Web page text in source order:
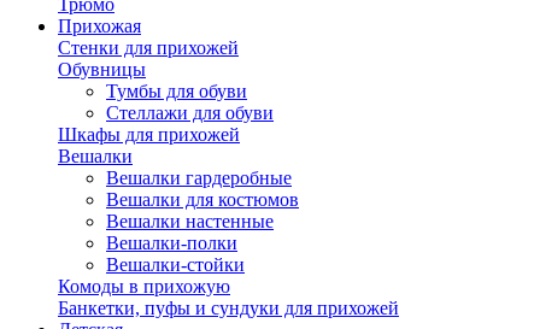
Трюмо
Прихожая
Стенки для прихожей
Обувницы
Тумбы для обуви
Стеллажи для обуви
Шкафы для прихожей
Вешалки
Вешалки гардеробные
Вешалки для костюмов
Вешалки настенные
Вешалки-полки
Вешалки-стойки
Комоды в прихожую
Банкетки, пуфы и сундуки для прихожей